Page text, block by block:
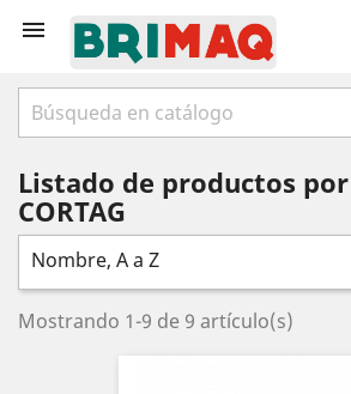

Listado de productos
CORTAG
Nombre, A a Z
Mostrando 1-9 de 9 artículo(s)